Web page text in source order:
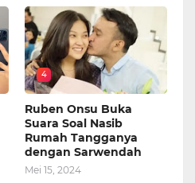
4
Ruben Onsu Buka
Suara Soal Nasib
Rumah Tangganya
dengan Sarwendah
Mei 15, 2024